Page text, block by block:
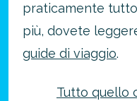
praticamente tutto
più, dovete
guide di viaggio.
Tutto quello